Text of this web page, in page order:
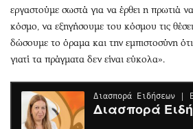
εργαστούμε σωστά για να έρθει η πρωτιά
κόσμο, να εξηγήσουμε του κόσμου τις
δώσουμε το όραμα και την εμπιστοσύνη
γιατί τα πράγματα δεν είναι εύκολα».